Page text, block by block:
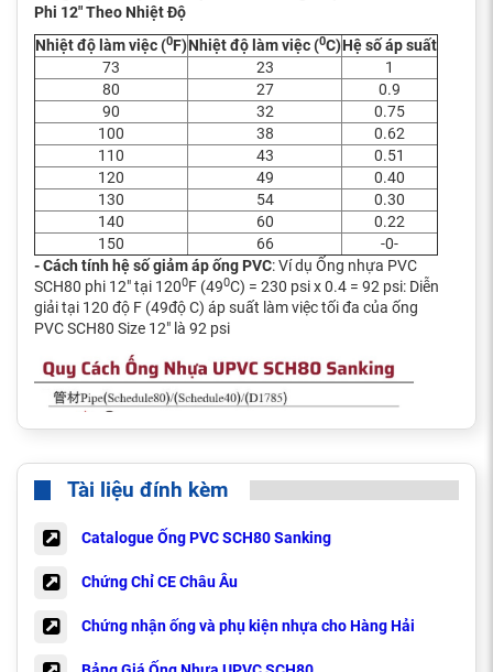
Phi 12" Theo Nhiệt Độ
Nhiệt độ làm việc (0F)Nhiệt độ làm việc (0C)Hệ số áp suất
73
23
1
80
27
0.9
90
32
0.75
100
38
0.62
110
43
0.51
120
49
0.40
130
54
0.30
140
60
0.22
150
66
-0-
- Cách tính hệ số giảm áp ống PVC: Ví dụ Ống nhựa PVC
SCH80 phi 12" tại 1200F (490C) = 230 psi x 0.4 = 92 psi: Diễn
giải tại 120 độ F (49độ C) áp suất làm việc tối đa của ống
PVC SCH80 Size 12" là 92 psi
Tài liệu đính kèm
Catalogue Ống PVC SCH80 Sanking
Chứng Chỉ CE Châu Âu
Chứng nhận ống và phụ kiện nhựa cho Hàng Hải